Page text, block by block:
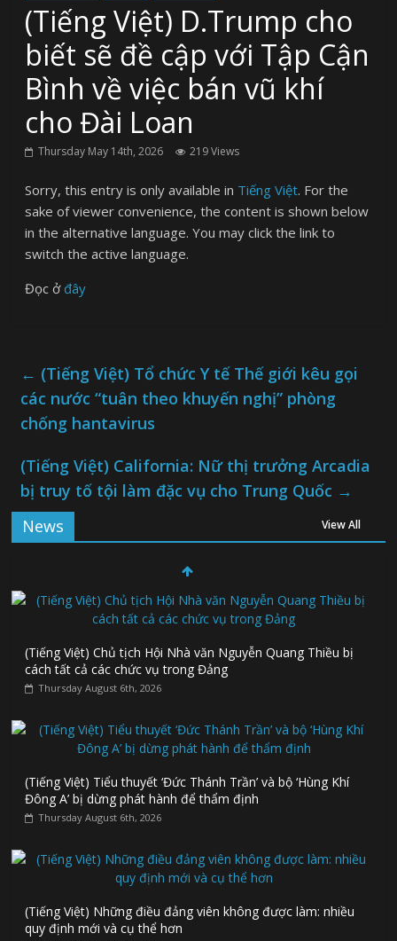
(Tiếng Việt) D.Trump cho
biết sẽ đề cập với Tập Cận
Bình về việc bán vũ khí
cho Đài Loan
Thursday May 14th, 2026 219 Views
Sorry, this entry is only available in Tiếng Việt. For the
sake of viewer convenience, the content is shown below
in the alternative language. You may click the link to
switch the active language.
Đọc ởđây
← (Tiếng Việt) Tổ chức Y tế Thế giới kêu gọi
các nước “tuân theo khuyến nghị” phòng
chống hantavirus
(Tiếng Việt) California: Nữ thị trưởng Arcadia
bị truy tố tội làm đặc vụ cho Trung Quốc →
News
View All
(Tiếng Việt) Chủ tịch Hội Nhà văn Nguyễn Quang Thiều bị
cách tất cả các chức vụ trong Đảng
Thursday August 6th, 2026
(Tiếng Việt) Tiểu thuyết ‘Đức Thánh Trần’ và bộ ‘Hùng Khí
Đông A’ bị dừng phát hành để thẩm định
Thursday August 6th, 2026
(Tiếng Việt) Những điều đảng viên không được làm: nhiều
quy định mới và cụ thể hơn